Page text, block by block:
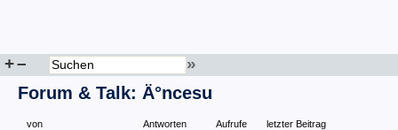
+– »
Forum & Talk: Ä°ncesu
von Antworten Aufrufe letzter Beitrag